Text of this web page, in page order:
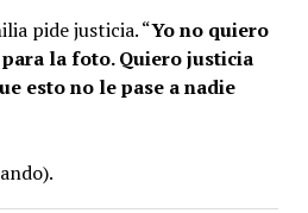
pide justicia. “Yo no quiero
la foto. Quiero justicia
esto no le pase a nadie